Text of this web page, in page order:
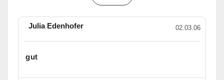
Julia Edenhofer 02.03.06
gut